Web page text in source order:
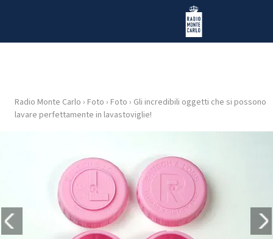
Radio Monte Carlo
HOME
PLAYLIST
Radio Monte Carlo › Foto › Foto › Gli incredibili oggetti che si possono
lavare perfettamente in lavastoviglie!